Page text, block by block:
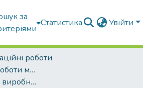
за
Статистика Увійти
роботи
Кваліфікаційні роботи магістрів
ОПП "Технологія виробництва і переробки продукції тваринництва"